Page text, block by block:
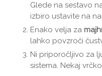
Glede na sestavo
izbiro ustavite na
Enako velja za
lahko povzroči
Ni priporočljivo za
sistema. Nekaj